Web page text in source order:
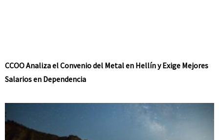
CCOO Analiza el Convenio del Metal en Hellín y Exige Mejores
Salarios en Dependencia